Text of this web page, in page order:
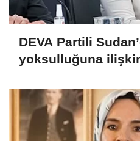
DEVA Partili
yoksulluğuna